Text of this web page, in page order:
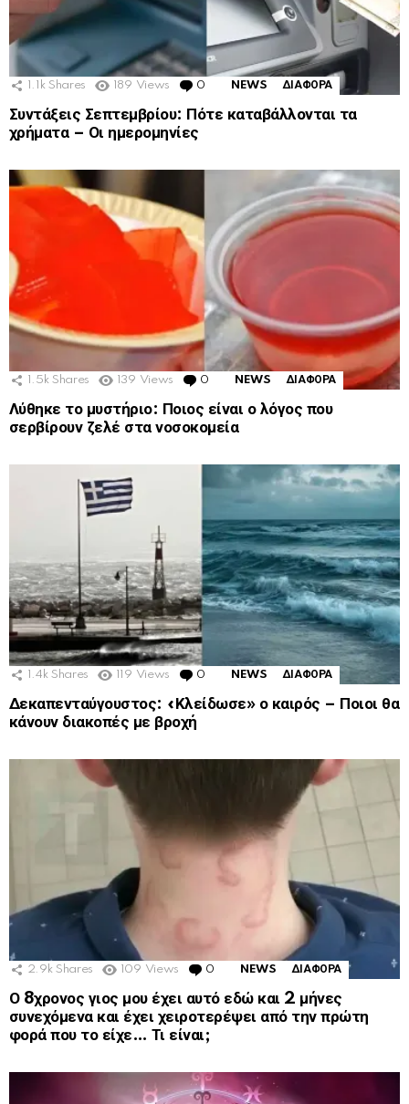
1.1k Shares 189 Views 0 Comments
NEWS ΔΙΑΦΟΡΑ
Συντάξεις Σεπτεμβρίου: Πότε καταβάλλονται τα
χρήματα – Οι ημερομηνίες
1.5k Shares 139 Views 0 Comments
NEWS ΔΙΑΦΟΡΑ
Λύθηκε το μυστήριο: Ποιος είναι ο λόγος που
σερβίρουν ζελέ στα νοσοκομεία
1.4k Shares 119 Views 0 Comments
NEWS ΔΙΑΦΟΡΑ
Δεκαπενταύγουστος: «Κλείδωσε» ο καιρός – Ποιοι θα
κάνουν διακοπές με βροχή
2.9k Shares 109 Views 0 Comments
NEWS ΔΙΑΦΟΡΑ
Ο 8χρονος γιος μου έχει αυτό εδώ και 2 μήνες
συνεχόμενα και έχει χειροτερέψει από την πρώτη
φορά που το είχε… Τι είναι;